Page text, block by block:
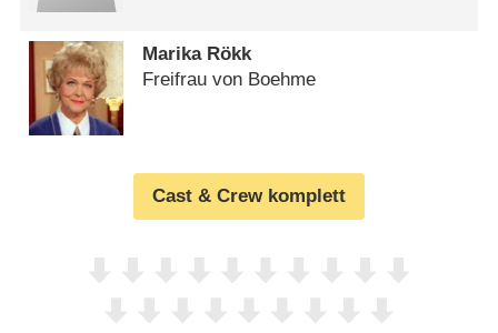
Marika Rökk
Freifrau von Boehme
Cast & Crew komplett